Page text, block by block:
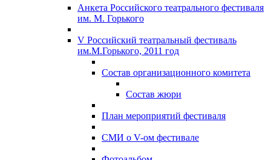
Анкета Российского театрального фестиваля
им. М. Горького
V Российский театральный фестиваль
им.М.Горького, 2011 год
Состав организационного комитета
Состав жюри
План мероприятий фестиваля
СМИ о V-ом фестивале